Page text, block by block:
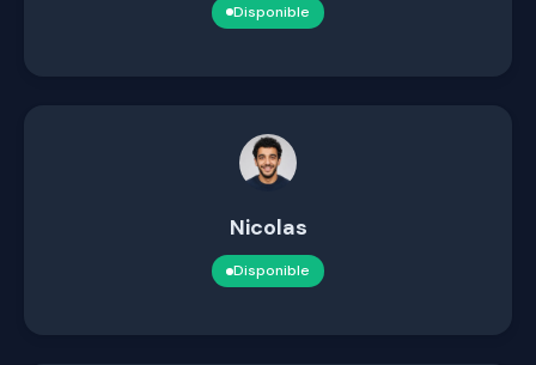
Disponible
Nicolas
Disponible